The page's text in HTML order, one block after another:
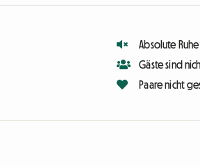
Absolute
Gäste sind
Paare nicht